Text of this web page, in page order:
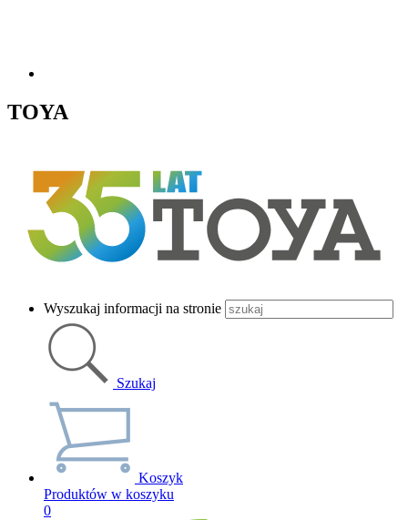
TOYA
Wyszukaj informacji na stronie
Szukaj
Koszyk
Produktów w koszyku
0